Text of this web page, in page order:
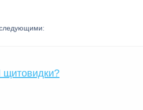
щитовидки?